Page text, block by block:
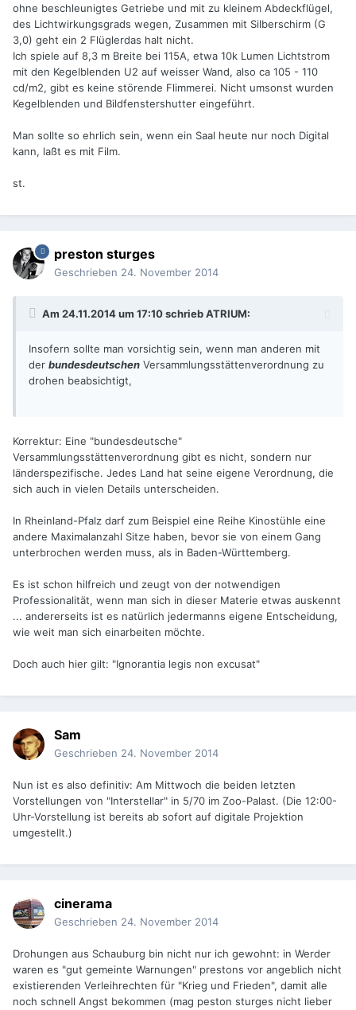
ohne beschleunigtes Getriebe und mit zu kleinem Abdeckflügel,
des Lichtwirkungsgrads wegen, Zusammen mit Silberschirm (G
3,0) geht ein 2 Flüglerdas halt nicht.
Ich spiele auf 8,3 m Breite bei 115A, etwa 10k Lumen Lichtstrom
mit den Kegelblenden U2 auf weisser Wand, also ca 105 - 110
cd/m2, gibt es keine störende Flimmerei. Nicht umsonst wurden
Kegelblenden und Bildfenstershutter eingeführt.
Man sollte so ehrlich sein, wenn ein Saal heute nur noch Digital
kann, laßt es mit Film.
st.
preston sturges
Geschrieben 24. November 2014
Am 24.11.2014 um 17:10 schrieb ATRIUM:
Insofern sollte man vorsichtig sein, wenn man anderen mit
der bundesdeutschen Versammlungsstättenverordnung zu
drohen beabsichtigt,
Korrektur: Eine "bundesdeutsche"
Versammlungsstättenverordnung gibt es nicht, sondern nur
länderspezifische. Jedes Land hat seine eigene Verordnung, die
sich auch in vielen Details unterscheiden.
In Rheinland-Pfalz darf zum Beispiel eine Reihe Kinostühle eine
andere Maximalanzahl Sitze haben, bevor sie von einem Gang
unterbrochen werden muss, als in Baden-Württemberg.
Es ist schon hilfreich und zeugt von der notwendigen
Professionalität, wenn man sich in dieser Materie etwas auskennt
... andererseits ist es natürlich jedermanns eigene Entscheidung,
wie weit man sich einarbeiten möchte.
Doch auch hier gilt: "Ignorantia legis non excusat"
Sam
Geschrieben 24. November 2014
Nun ist es also definitiv: Am Mittwoch die beiden letzten
Vorstellungen von "Interstellar" in 5/70 im Zoo-Palast. (Die 12:00-
Uhr-Vorstellung ist bereits ab sofort auf digitale Projektion
umgestellt.)
cinerama
Geschrieben 24. November 2014
Drohungen aus Schauburg bin nicht nur ich gewohnt: in Werder
waren es "gut gemeinte Warnungen" prestons vor angeblich nicht
existierenden Verleihrechten für "Krieg und Frieden", damit alle
noch schnell Angst bekommen (mag peston sturges nicht lieber